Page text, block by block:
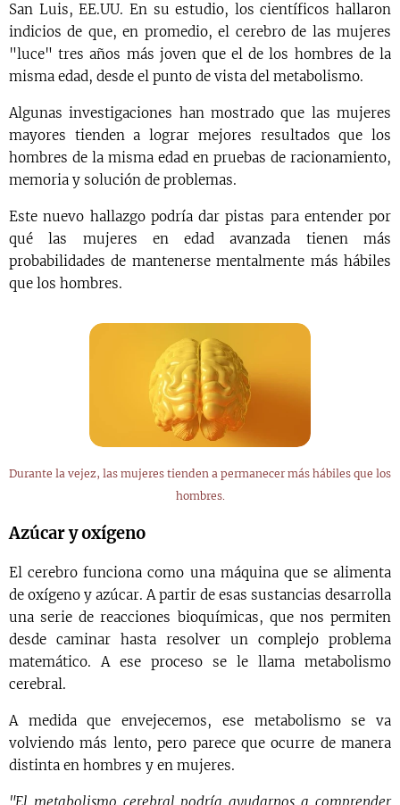
San Luis, EE.UU. En su estudio, los científicos hallaron
indicios de que, en promedio, el cerebro de las mujeres
"luce" tres años más joven que el de los hombres de la
misma edad, desde el punto de vista del metabolismo.
Algunas investigaciones han mostrado que las mujeres
mayores tienden a lograr mejores resultados que los
hombres de la misma edad en pruebas de racionamiento,
memoria y solución de problemas.
Este nuevo hallazgo podría dar pistas para entender por
qué las mujeres en edad avanzada tienen más
probabilidades de mantenerse mentalmente más hábiles
que los hombres.
Durante la vejez, las mujeres tienden a permanecer más hábiles que los
hombres.
Azúcar y oxígeno
El cerebro funciona como una máquina que se alimenta
de oxígeno y azúcar. A partir de esas sustancias desarrolla
una serie de reacciones bioquímicas, que nos permiten
desde caminar hasta resolver un complejo problema
matemático. A ese proceso se le llama metabolismo
cerebral.
A medida que envejecemos, ese metabolismo se va
volviendo más lento, pero parece que ocurre de manera
distinta en hombres y en mujeres.